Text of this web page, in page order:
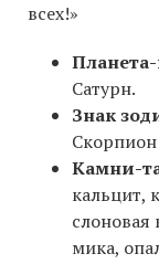
всех!»
Сатурн.
Знак
Камни-
кальцит,
слоновая
мика,